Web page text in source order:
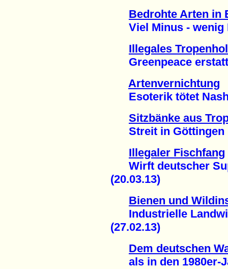
Bedrohte Arten in
Viel Minus - wenig
Illegales
Greenpeace
Artenvernichtung
Esoterik tötet
Sitzbänke aus
Streit in Göttingen
Illegaler Fischfang
Wirft deutscher
(20.03.13)
Bienen und
Industrielle
(27.02.13)
Dem deutschen
als in den 1980er-